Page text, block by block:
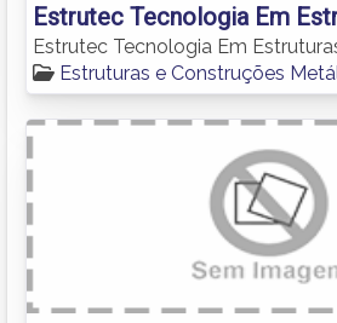
Estrutec Tecnologia Em
Estrutec Tecnologia Em
Estruturas e Construções